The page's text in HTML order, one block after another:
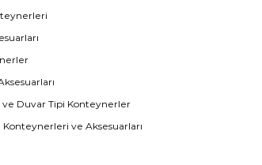
Duvar Tipi Konteynerler
ve Aksesuarları